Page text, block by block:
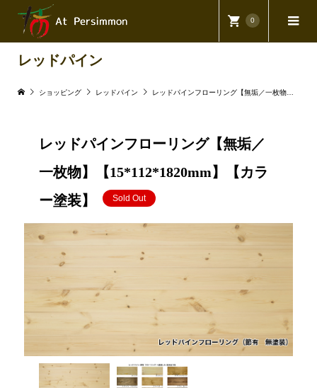
0
レッドパイン
ショッピング レッドパイン レッドパインフローリング【無垢／一枚物】【15*112*1820mm】【カラー塗装】
レッドパインフローリング【無垢／
一枚物】【15*112*1820mm】【カラ
ー塗装】
Sold Out